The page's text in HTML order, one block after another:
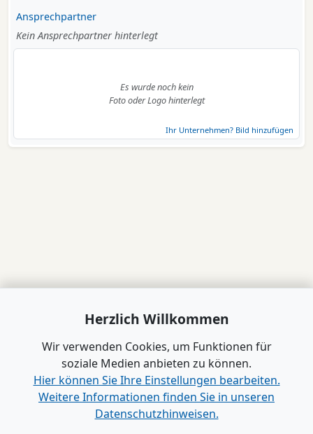
Ansprechpartner
Kein Ansprechpartner hinterlegt
Es wurde noch kein
Foto oder Logo hinterlegt
Ihr Unternehmen? Bild hinzufügen
Herzlich Willkommen
Wir verwenden Cookies, um Funktionen für
soziale Medien anbieten zu können.
Hier können Sie Ihre Einstellungen bearbeiten.
Weitere Informationen finden Sie in unseren
Datenschutzhinweisen.